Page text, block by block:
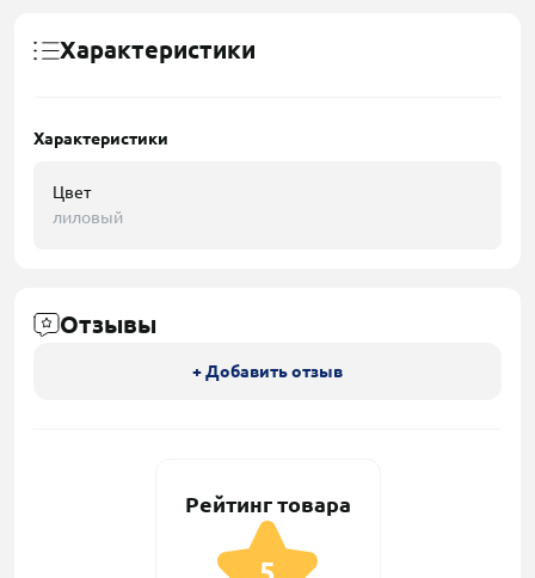
Характеристики
Характеристики
Цвет
лиловый
Отзывы
+ Добавить отзыв
Рейтинг товара